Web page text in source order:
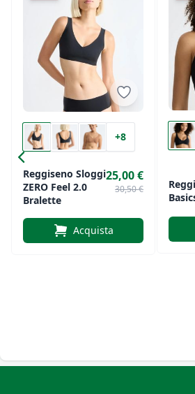
Elasticizzato a 360 gradi per
e comfort
Niente ferretto, niente
per una sensazione di
Non lascia segni né
Spalline regolabili
Chiusura sul retro con gancio
+8
Reggiseno Sloggi
ZERO Feel 2.0
Bralette
25,00 €
30,50 €
Acquista